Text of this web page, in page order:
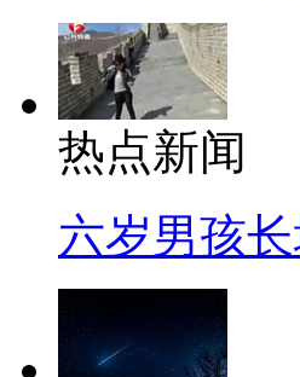
热点新闻
六岁男孩